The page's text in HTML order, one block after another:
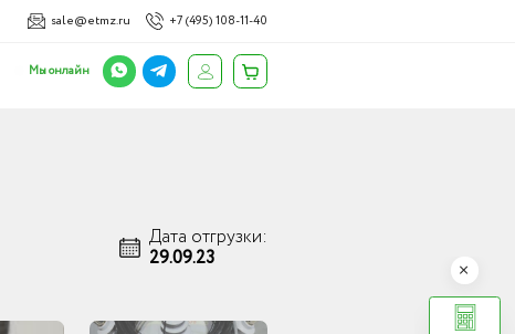
sale@etmz.ru +7 (495) 108-11-40
Мы онлайн
Дата отгрузки:
29.09.23